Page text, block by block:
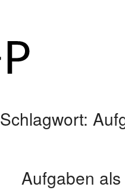
Schlagwort:
Aufgaben